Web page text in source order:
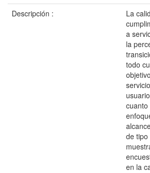
Descripción :
La
a
la
todo
de
en la